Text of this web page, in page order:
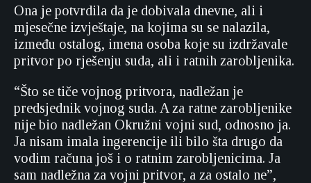
Ona je potvrdila da je dobivala dnevne, ali i
mjesečne izvještaje, na kojima su se nalazila,
između ostalog, imena osoba koje su izdržavale
pritvor po rješenju suda, ali i ratnih zarobljenika.
“Što se tiče vojnog pritvora, nadležan je
predsjednik vojnog suda. A za ratne zarobljenike
nije bio nadležan Okružni vojni sud, odnosno ja.
Ja nisam imala ingerencije ili bilo šta drugo da
vodim računa još i o ratnim zarobljenicima. Ja
sam nadležna za vojni pritvor, a za ostalo ne”,